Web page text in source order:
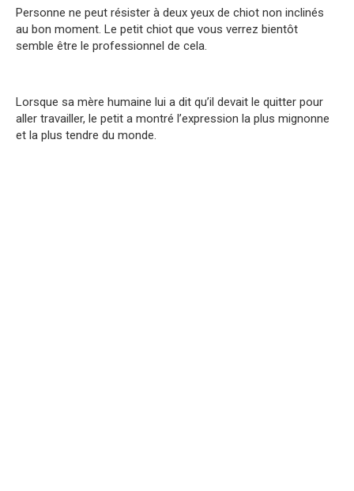
Personne ne peut résister à deux yeux de chiot non inclinés
au bon moment. Le petit chiot que vous verrez bientôt
semble être le professionnel de cela.
Lorsque sa mère humaine lui a dit qu’il devait le quitter pour
aller travailler, le petit a montré l’expression la plus mignonne
et la plus tendre du monde.